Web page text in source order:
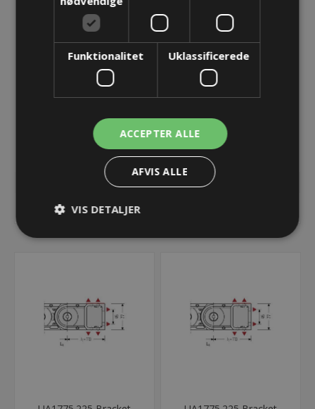
UMB FE
240,49 kr.
Lager: Restordre - Er på vej!
KØB
UMB ME
235,14 kr.
Lager: Restordre - Er på vej!
Funktionalitet Uklassificerede
ACCEPTER ALLE
AFVIS ALLE
VIS DETALJER